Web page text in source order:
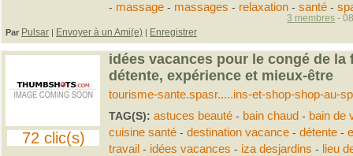
- massage- massages - relaxation- santé-
Par Pulsar | Envoyer à un Ami(e) | Enregistrer
3 membres -
72 clic(s)
idées vacances pour le congé de la
détente, expérience et mieux-être
tourisme-sante.spasr.....ins-et-shop-shop-au-
TAG(S): astuces beauté- bain chaud - bain de
cuisine santé- destination vacance- détente-
travail - idées vacances - iza desjardins - lieu